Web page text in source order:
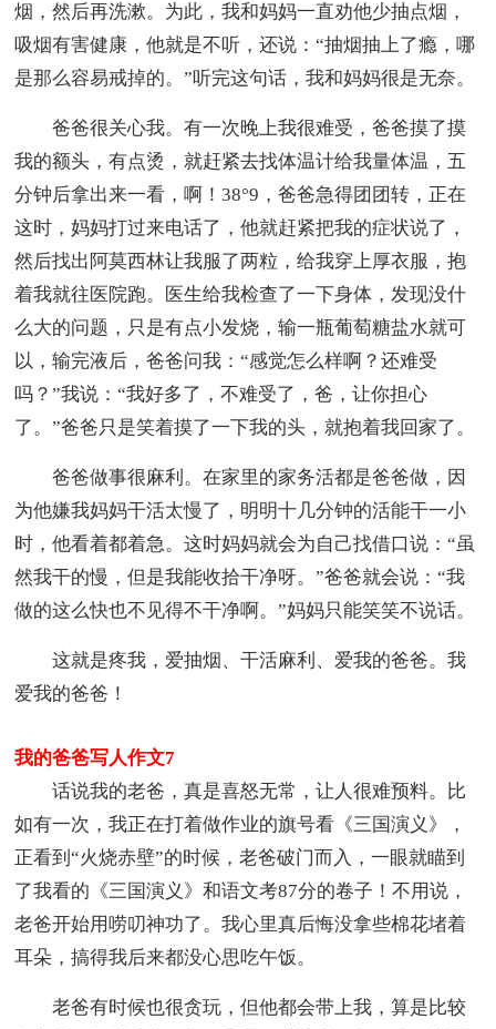
烟，然后再洗漱。为此，我和妈妈一直劝他少抽点烟，
吸烟有害健康，他就是不听，还说：“抽烟抽上了瘾，哪
是那么容易戒掉的。”听完这句话，我和妈妈很是无奈。
爸爸很关心我。有一次晚上我很难受，爸爸摸了摸
我的额头，有点烫，就赶紧去找体温计给我量体温，五
分钟后拿出来一看，啊！38°9，爸爸急得团团转，正在
这时，妈妈打过来电话了，他就赶紧把我的症状说了，
然后找出阿莫西林让我服了两粒，给我穿上厚衣服，抱
着我就往医院跑。医生给我检查了一下身体，发现没什
么大的问题，只是有点小发烧，输一瓶葡萄糖盐水就可
以，输完液后，爸爸问我：“感觉怎么样啊？还难受
吗？”我说：“我好多了，不难受了，爸，让你担心
了。”爸爸只是笑着摸了一下我的头，就抱着我回家了。
爸爸做事很麻利。在家里的家务活都是爸爸做，因
为他嫌我妈妈干活太慢了，明明十几分钟的活能干一小
时，他看着都着急。这时妈妈就会为自己找借口说：“虽
然我干的慢，但是我能收拾干净呀。”爸爸就会说：“我
做的这么快也不见得不干净啊。”妈妈只能笑笑不说话。
这就是疼我，爱抽烟、干活麻利、爱我的爸爸。我
爱我的爸爸！
我的爸爸写人作文7
话说我的老爸，真是喜怒无常，让人很难预料。比
如有一次，我正在打着做作业的旗号看《三国演义》，
正看到“火烧赤壁”的时候，老爸破门而入，一眼就瞄到
了我看的《三国演义》和语文考87分的卷子！不用说，
老爸开始用唠叨神功了。我心里真后悔没拿些棉花堵着
耳朵，搞得我后来都没心思吃午饭。
老爸有时候也很贪玩，但他都会带上我，算是比较